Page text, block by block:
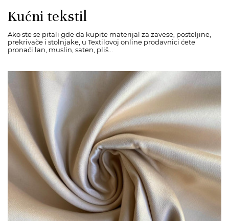
Kućni tekstil
Ako ste se pitali gde da kupite materijal za zavese, posteljine,
prekrivače i stolnjake, u Textilovoj online prodavnici ćete
pronaći lan, muslin, saten, pliš...